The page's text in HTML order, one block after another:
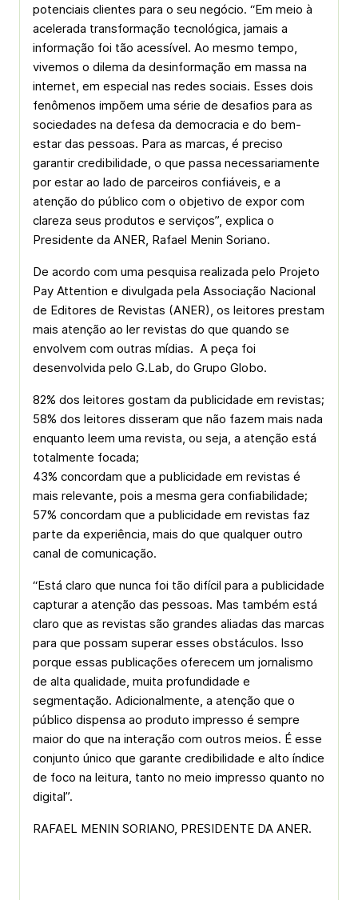
potenciais clientes para o seu negócio. “Em meio à
acelerada transformação tecnológica, jamais a
informação foi tão acessível. Ao mesmo tempo,
vivemos o dilema da desinformação em massa na
internet, em especial nas redes sociais. Esses dois
fenômenos impõem uma série de desafios para as
sociedades na defesa da democracia e do bem-
estar das pessoas. Para as marcas, é preciso
garantir credibilidade, o que passa necessariamente
por estar ao lado de parceiros confiáveis, e a
atenção do público com o objetivo de expor com
clareza seus produtos e serviços”, explica o
Presidente da ANER, Rafael Menin Soriano.
De acordo com uma pesquisa realizada pelo Projeto
Pay Attention e divulgada pela Associação Nacional
de Editores de Revistas (ANER), os leitores prestam
mais atenção ao ler revistas do que quando se
envolvem com outras mídias. A peça foi
desenvolvida pelo G.Lab, do Grupo Globo.
82% dos leitores gostam da publicidade em revistas;
58% dos leitores disseram que não fazem mais nada
enquanto leem uma revista, ou seja, a atenção está
totalmente focada;
43% concordam que a publicidade em revistas é
mais relevante, pois a mesma gera confiabilidade;
57% concordam que a publicidade em revistas faz
parte da experiência, mais do que qualquer outro
canal de comunicação.
“Está claro que nunca foi tão difícil para a publicidade
capturar a atenção das pessoas. Mas também está
claro que as revistas são grandes aliadas das marcas
para que possam superar esses obstáculos. Isso
porque essas publicações oferecem um jornalismo
de alta qualidade, muita profundidade e
segmentação. Adicionalmente, a atenção que o
público dispensa ao produto impresso é sempre
maior do que na interação com outros meios. É esse
conjunto único que garante credibilidade e alto índice
de foco na leitura, tanto no meio impresso quanto no
digital”.
RAFAEL MENIN SORIANO, PRESIDENTE DA ANER.